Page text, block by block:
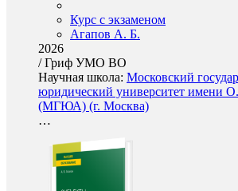
Курс с экзаменом
Агапов А. Б.
2026
/Гриф УМО ВО
Научная школа: Московский
юридический университет имени
(МГЮА) (г. Москва)
…